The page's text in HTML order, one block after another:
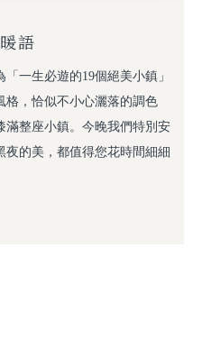
語
一生必遊的19個絕美小鎮」
格，恰似不小心灑落的調色
滿整座小鎮。今晚我們特別安
的美，都值得您花時間細細